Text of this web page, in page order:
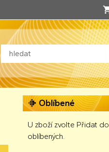
Oblíbené
U zboží zvolte Přidat do
oblíbených.